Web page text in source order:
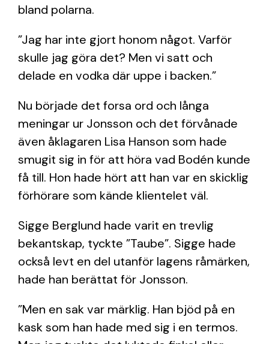
bland polarna.
”Jag har inte gjort honom något. Varför
skulle jag göra det? Men vi satt och
delade en vodka där uppe i backen.”
Nu började det forsa ord och långa
meningar ur Jonsson och det förvånade
även åklagaren Lisa Hanson som hade
smugit sig in för att höra vad Bodén kunde
få till. Hon hade hört att han var en skicklig
förhörare som kände klientelet väl.
Sigge Berglund hade varit en trevlig
bekantskap, tyckte ”Taube”. Sigge hade
också levt en del utanför lagens råmärken,
hade han berättat för Jonsson.
”Men en sak var märklig. Han bjöd på en
kask som han hade med sig i en termos.